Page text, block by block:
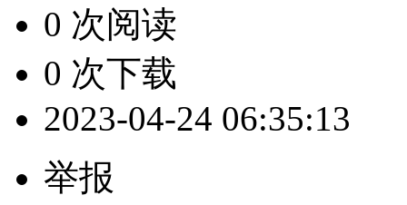
0 次阅读
0 次下载
2023-04-24 06:35:13
举报